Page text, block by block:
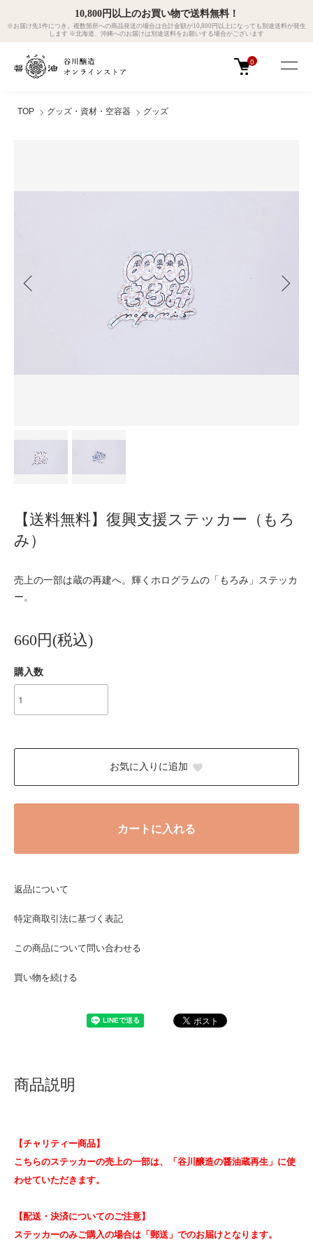
10,800円以上のお買い物で送料無料！
※お届け先1件につき。複数箇所への商品発送の場合は合計金額が10,800円以上になっても別途送料が発生
します ※北海道、沖縄へのお届けは別途送料をお願いする場合がございます
0
TOP グッズ・資材・空容器 グッズ
【送料無料】復興支援ステッカー（もろ
み）
売上の一部は蔵の再建へ。輝くホログラムの「もろみ」ステッカ
ー。
660円(税込)
購入数
お気に入りに追加
カートに入れる
返品について
特定商取引法に基づく表記
この商品について問い合わせる
買い物を続ける
商品説明
【チャリティー商品】
こちらのステッカーの売上の一部は、「谷川醸造の醤油蔵再生」に使
わせていただきます。
【配送・決済についてのご注意】
ステッカーのみご購入の場合は「郵送」でのお届けとなります。